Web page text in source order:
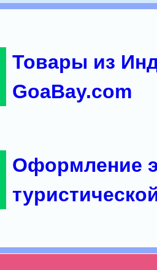
Товары из
GoaBay.com
Оформление